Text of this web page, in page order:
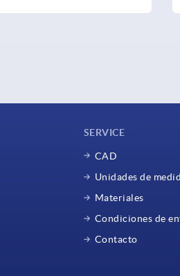
SERVICE
CAD
Unidades de
Materiales
Condiciones de
Contacto